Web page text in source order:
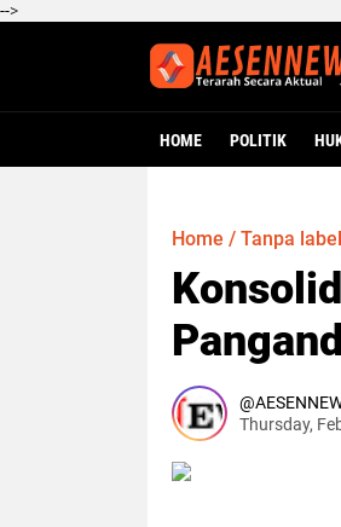
-->
HOME POLITIK
Home / Tanpa label
Thursday,